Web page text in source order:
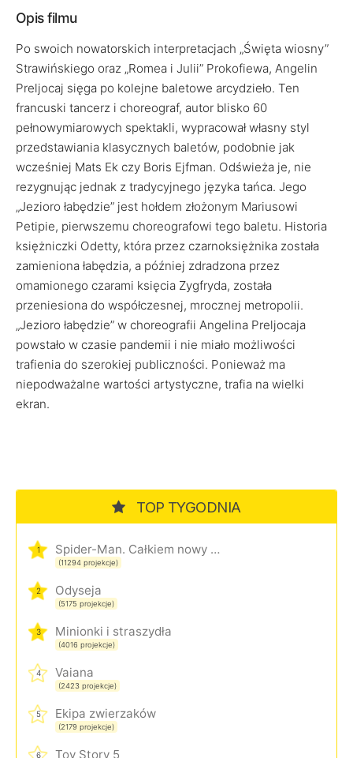
Opis filmu
Po swoich nowatorskich interpretacjach „Święta wiosny”
Strawińskiego oraz „Romea i Julii” Prokofiewa, Angelin
Preljocaj sięga po kolejne baletowe arcydzieło. Ten
francuski tancerz i choreograf, autor blisko 60
pełnowymiarowych spektakli, wypracował własny styl
przedstawiania klasycznych baletów, podobnie jak
wcześniej Mats Ek czy Boris Ejfman. Odświeża je, nie
rezygnując jednak z tradycyjnego języka tańca. Jego
„Jezioro łabędzie” jest hołdem złożonym Mariusowi
Petipie, pierwszemu choreografowi tego baletu. Historia
księżniczki Odetty, która przez czarnoksiężnika została
zamieniona łabędzia, a później zdradzona przez
omamionego czarami księcia Zygfryda, została
przeniesiona do współczesnej, mrocznej metropolii.
„Jezioro łabędzie” w choreografii Angelina Preljocaja
powstało w czasie pandemii i nie miało możliwości
trafienia do szerokiej publiczności. Ponieważ ma
niepodważalne wartości artystyczne, trafia na wielki
ekran.
TOP TYGODNIA
1 Spider-Man. Całkiem nowy dzień
(11294 projekcje)
2 Odyseja
(5175 projekcje)
3 Minionki i straszydła
(4016 projekcje)
4 Vaiana
(2423 projekcje)
5 Ekipa zwierzaków
(2179 projekcje)
6 Toy Story 5